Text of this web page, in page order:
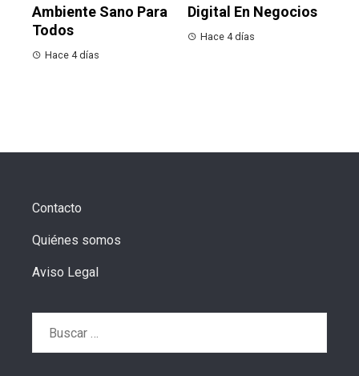
Ambiente Sano Para
Todos
Hace 4 días
Digital En Negocios
Hace 4 días
Contacto
Quiénes somos
Aviso Legal